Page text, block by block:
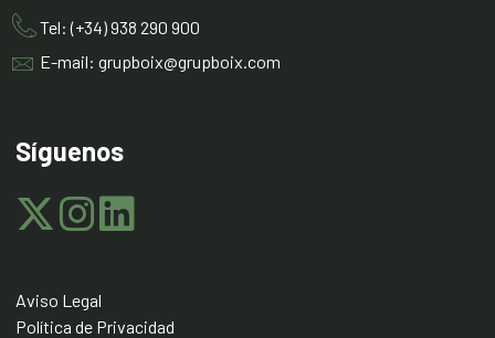
Tel: (+34) 938 290 900
E-mail: grupboix@grupboix.com
Síguenos
Aviso Legal
Política de Privacidad